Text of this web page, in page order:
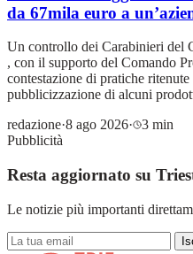
da 67mila euro a
Un controllo dei Carabinieri del
, con il supporto del Comando
contestazione di pratiche
pubblicizzazione di alcuni
redazione·8 ago 2026·
3 min
Pubblicità
Resta aggiornato su
Le notizie più importanti